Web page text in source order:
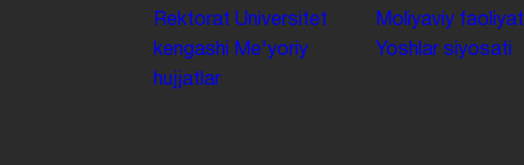
Rektorat Universitet
kengashi
Me'yoriy
hujjatlar
Moliyaviy faoliyat
Yoshlar siyosati